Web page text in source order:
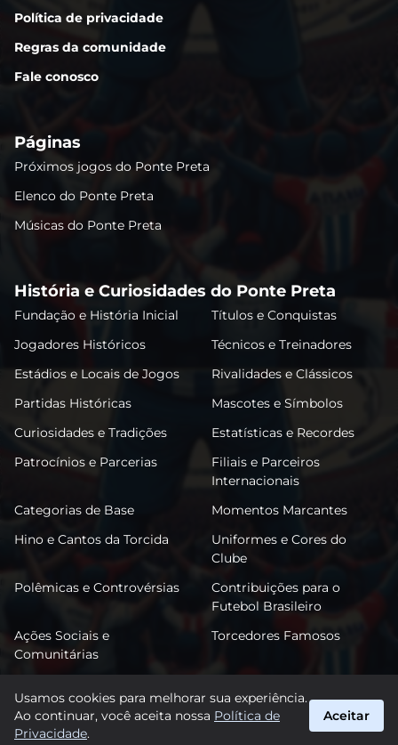
Política de privacidade
Regras da comunidade
Fale conosco
Páginas
Próximos jogos do Ponte Preta
Elenco do Ponte Preta
Músicas do Ponte Preta
História e Curiosidades do Ponte Preta
Fundação e História Inicial
Títulos e Conquistas
Jogadores Históricos
Técnicos e Treinadores
Estádios e Locais de Jogos
Rivalidades e Clássicos
Partidas Históricas
Mascotes e Símbolos
Curiosidades e Tradições
Estatísticas e Recordes
Patrocínios e Parcerias
Filiais e Parceiros
Internacionais
Categorias de Base
Momentos Marcantes
Hino e Cantos da Torcida
Uniformes e Cores do
Clube
Polêmicas e Controvérsias
Contribuições para o
Futebol Brasileiro
Ações Sociais e
Comunitárias
Torcedores Famosos
FutPonte
Usamos cookies para melhorar sua experiência.
Ao continuar, você aceita nossa Política de
Privacidade.
Aceitar